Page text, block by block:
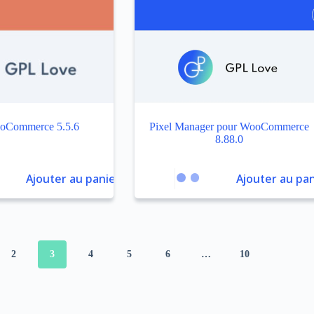
5.5.6
Ajouter au panier
Pixel Manager pour WooCommerce
8.88.0
Ajouter au
2 3 4 5 6 … 10